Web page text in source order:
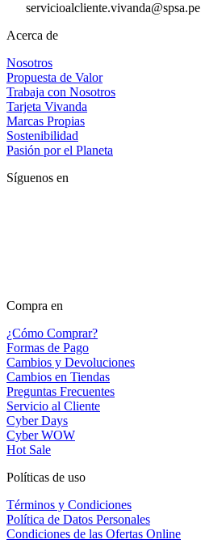
servicioalcliente.vivanda@spsa.pe
Acerca de
Nosotros
Propuesta de Valor
Trabaja con Nosotros
Tarjeta Vivanda
Marcas Propias
Sostenibilidad
Pasión por el Planeta
Síguenos en
Compra en
¿Cómo Comprar?
Formas de Pago
Cambios y Devoluciones
Cambios en Tiendas
Preguntas Frecuentes
Servicio al Cliente
Cyber Days
Cyber WOW
Hot Sale
Políticas de uso
Términos y Condiciones
Política de Datos Personales
Condiciones de las Ofertas Online